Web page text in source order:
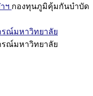
ฯ กองทุนภูมิคุ้มกันบำบัด
รณ์มหาวิทยาลัย
รณ์มหาวิทยาลัย